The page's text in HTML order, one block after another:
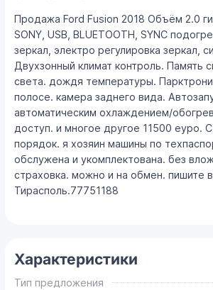
Продажа Ford Fusion 2018 Объём 2.0
SONY, USB, BLUETOOTH, SYNC
зеркал, электро регулировка зеркал,
Двухзонный климат контроль. Память
света. дождя температуры.
полосе. камера заднего вида.
автоматическим охлаждением/
доступ. и многое другое 11500 еуро.
порядок. я хозяин машины по
обслужена и укомплектована. без
страховка. можно и на обмен. пишите
Тирасполь.77751188
Характеристики
Тип предложения